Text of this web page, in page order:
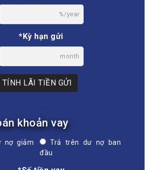
%/year
*Kỳ hạn gửi
month
TÍNH LÃI TIỀN GỬI
khoản vay
nợ giảm
Trả trên dư nợ ban
đầu